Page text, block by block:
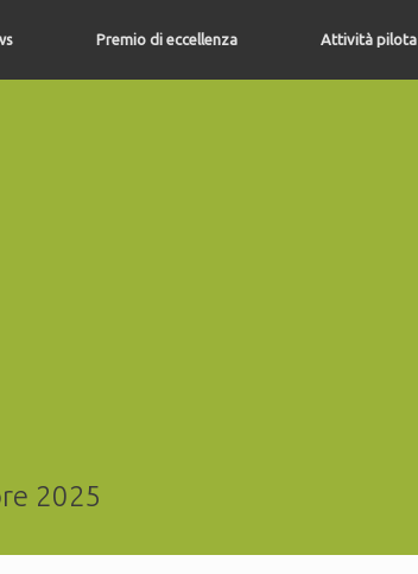
Premio di eccellenza Attività pilota
2025